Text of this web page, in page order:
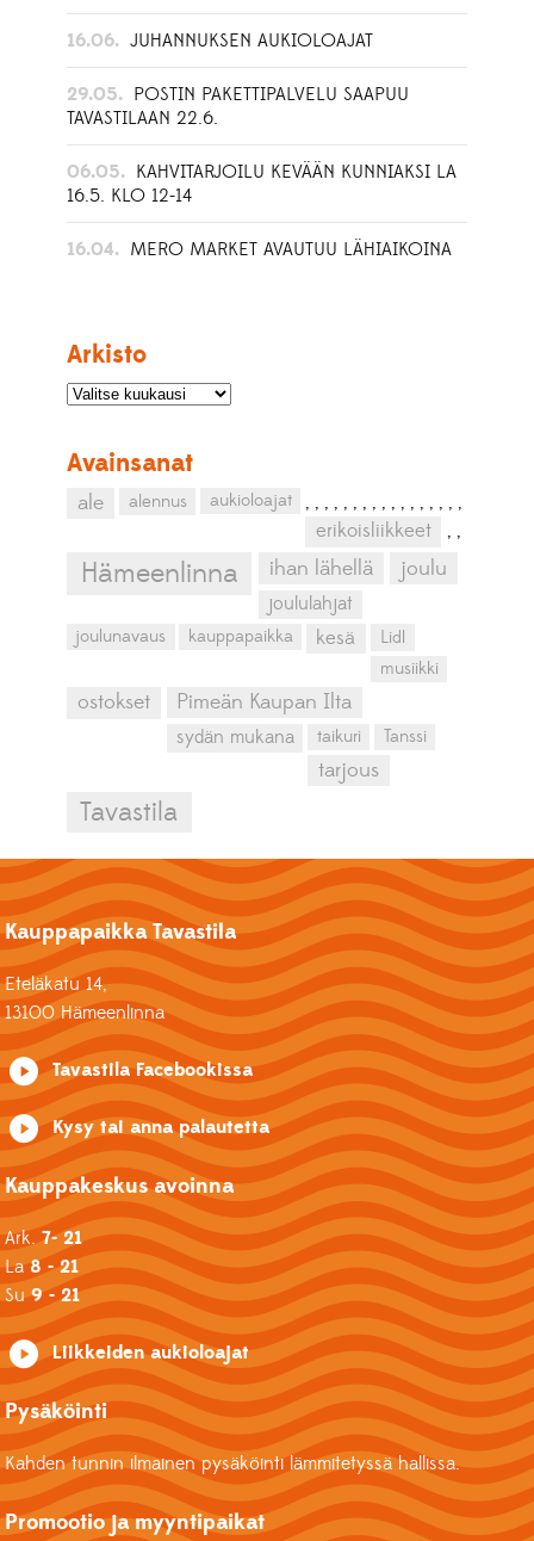
16.06. JUHANNUKSEN AUKIOLOAJAT
29.05. POSTIN PAKETTIPALVELU SAAPUU
TAVASTILAAN 22.6.
06.05. KAHVITARJOILU KEVÄÄN KUNNIAKSI LA
16.5. KLO 12-14
16.04. MERO MARKET AVAUTUU LÄHIAIKOINA
Arkisto
Avainsanat
ale ,
alennus ,
aukioloajat ,
erikoisliikkeet
,
Hämeenlinna
,
ihan lähellä
,
joulu
,
joululahjat
,
joulunavaus
,
kauppapaikka
,
kesä
,
Lidl
,
musiikki
,
ostokset
,
Pimeän Kaupan Ilta
,
sydän mukana
,
taikuri
,
Tanssi
,
tarjous
,
Tavastila
Kauppapaikka Tavastila
Eteläkatu 14,
13100 Hämeenlinna
Tavastila Facebookissa
Kysy tai anna palautetta
Kauppakeskus avoinna
Ark.7- 21
La8 - 21
Su9 - 21
Liikkeiden aukioloajat
Pysäköinti
Kahden tunnin ilmainen pysäköinti lämmitetyssä hallissa.
Promootio ja myyntipaikat